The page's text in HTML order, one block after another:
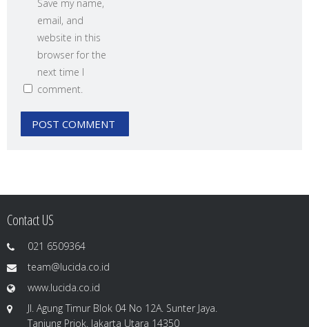
Save my name,
email, and
website in this
browser for the
next time I
comment.
Contact US
021 6509364
team@lucida.co.id
www.lucida.co.id
Jl. Agung Timur Blok 04 No 12A. Sunter Jaya.
Tanjung Priok. Jakarta Utara 14350